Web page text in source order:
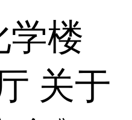
学楼
关于